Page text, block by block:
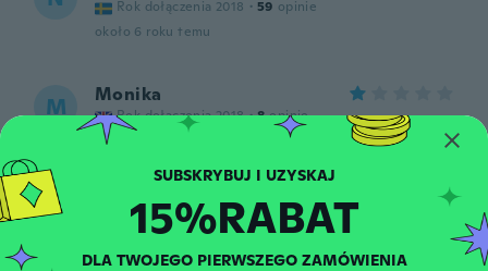
Rok dołączenia 2018 · 59 opinie
około 6 roku temu
M Monika
Rok dołączenia 2018 · 8 opinie
około 6 roku temu
M Malak
Rok dołączenia 2019 · 18 opinie
15%RABAT
DLA TWOJEGO PIERWSZEGO ZAMÓWIENIA